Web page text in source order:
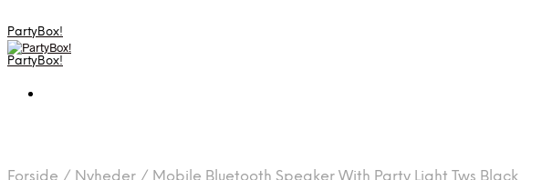
PartyBox!
PartyBox!
Forside / Nyheder / Mobile Bluetooth Speaker With Party Light Tws Black